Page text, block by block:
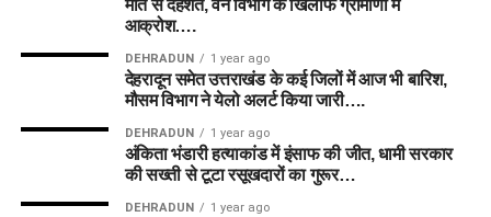
मौत से दहशत, वन विभाग के खिलाफ ग्रामीणों में
आक्रोश….
DEHRADUN 1 year ago
देहरादून समेत उत्तराखंड के कई जिलों में आज भी बारिश,
मौसम विभाग ने येलो अलर्ट किया जारी….
DEHRADUN 1 year ago
अंकिता भंडारी हत्याकांड में इंसाफ की जीत, धामी सरकार
की सख्ती से टूटा रसूखदारों का गुरूर…
DEHRADUN 1 year ago